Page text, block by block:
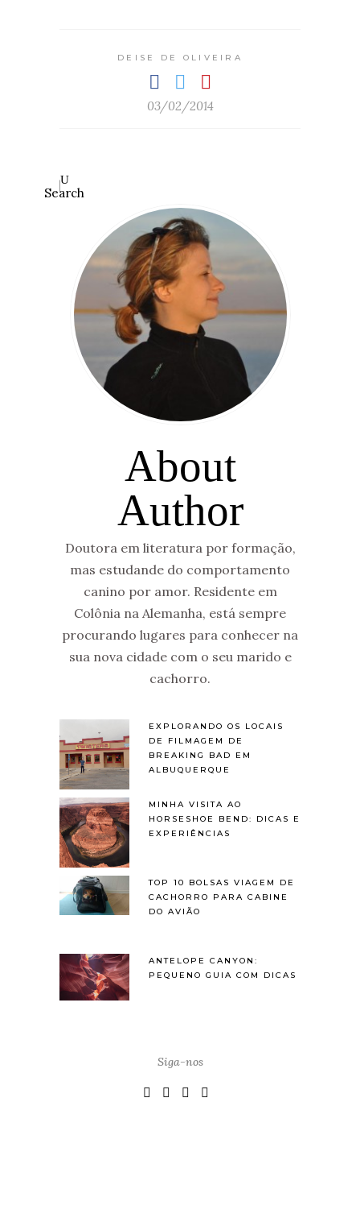
DEISE DE OLIVEIRA
03/02/2014
Search
About
Author
Doutora em literatura por formação,
mas estudande do comportamento
canino por amor. Residente em
Colônia na Alemanha, está sempre
procurando lugares para conhecer na
sua nova cidade com o seu marido e
cachorro.
EXPLORANDO OS LOCAIS
DE FILMAGEM DE
BREAKING BAD EM
ALBUQUERQUE
MINHA VISITA AO
HORSESHOE BEND: DICAS E
EXPERIÊNCIAS
TOP 10 BOLSAS VIAGEM DE
CACHORRO PARA CABINE
DO AVIÃO
ANTELOPE CANYON:
PEQUENO GUIA COM DICAS
Siga-nos